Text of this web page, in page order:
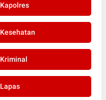
Kapolres
Kesehatan
Kriminal
Lapas